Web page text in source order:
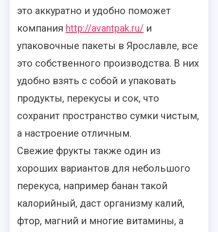
это аккуратно и удобно поможет
компания http://avantpak.ru/ и
упаковочные пакеты в Ярославле, все
это собственного производства. В них
удобно взять с собой и упаковать
продукты, перекусы и сок, что
сохранит пространство сумки чистым,
а настроение отличным.
Свежие фрукты также один из
хороших вариантов для небольшого
перекуса, например банан такой
калорийный, даст организму калий,
фтор, магний и многие витамины, а